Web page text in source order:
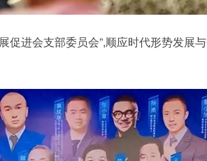
促进会支部委员会”,顺应时代形势发展